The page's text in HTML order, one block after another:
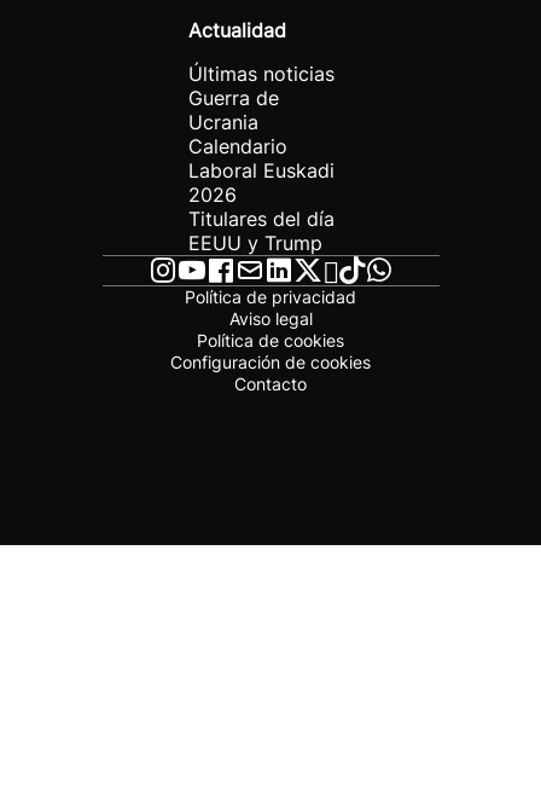
Actualidad
Últimas noticias
Guerra de
Ucrania
Calendario
Laboral Euskadi
2026
Titulares del día
EEUU y Trump
Política de privacidad
Aviso legal
Política de cookies
Configuración de cookies
Contacto